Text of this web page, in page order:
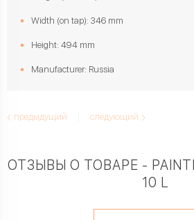
Width (on tap): 346 mm
Height: 494 mm
Manufacturer: Russia
предыдущий следующий
ОТЗЫВЫ О ТОВАРЕ -
10 L